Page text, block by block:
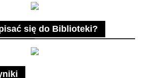
się do Biblioteki?